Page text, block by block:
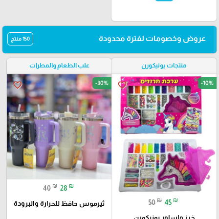
عروض وخصومات لفترة محدودة 150 منتج
منتجات يونيكورن
favorite_border -10%
50 ₪ 45 ₪
علب الطعام والمطرات
favorite_border -30%
40 ₪ 28 ₪
ثيرموس حافظ للحرارة والبرودة